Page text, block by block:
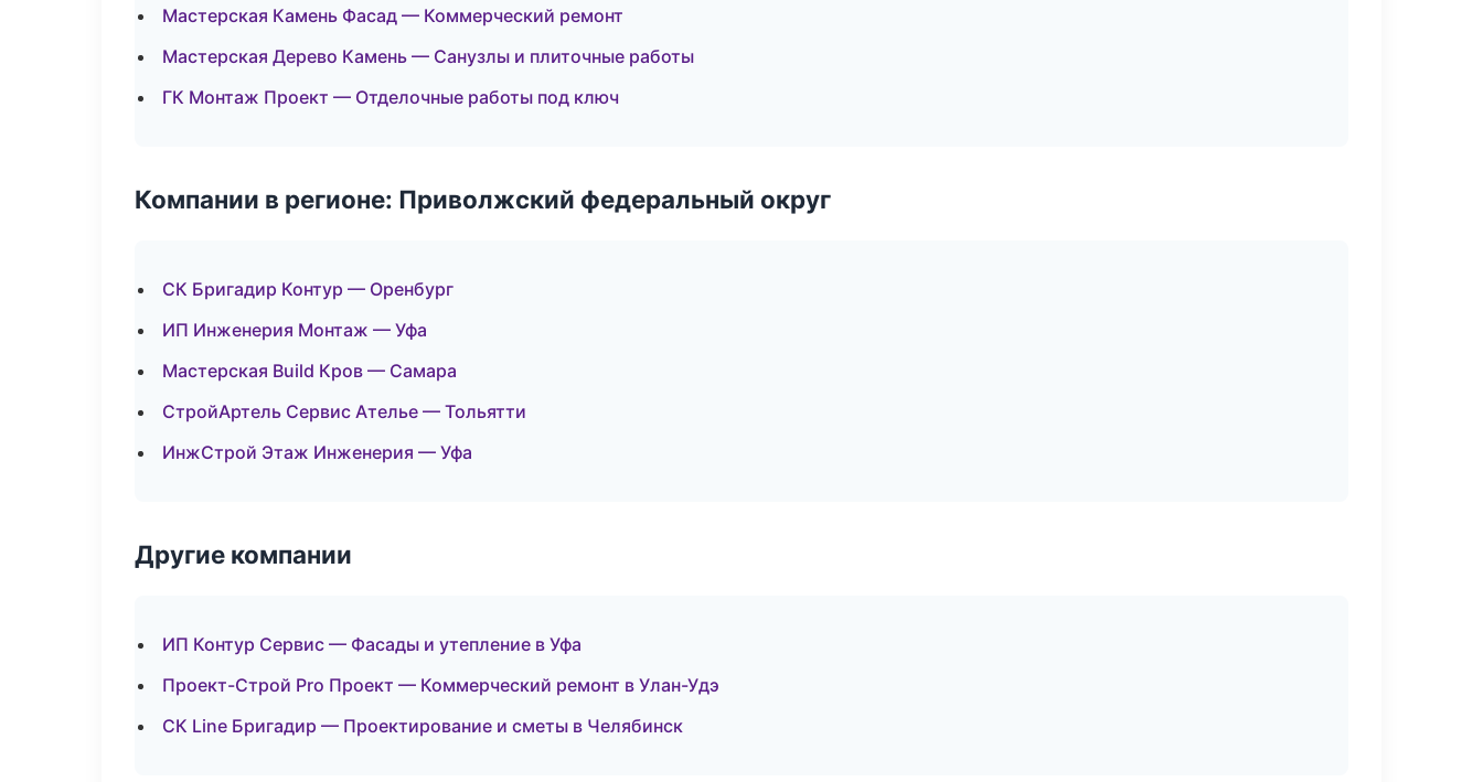
Мастерская Камень Фасад — Коммерческий ремонт
Мастерская Дерево Камень — Санузлы и плиточные работы
ГК Монтаж Проект — Отделочные работы под ключ
Компании в регионе: Приволжский федеральный округ
СК Бригадир Контур — Оренбург
ИП Инженерия Монтаж — Уфа
Мастерская Build Кров — Самара
СтройАртель Сервис Ателье — Тольятти
ИнжСтрой Этаж Инженерия — Уфа
Другие компании
ИП Контур Сервис — Фасады и утепление в Уфа
Проект-Строй Pro Проект — Коммерческий ремонт в Улан-Удэ
СК Line Бригадир — Проектирование и сметы в Челябинск